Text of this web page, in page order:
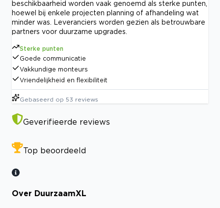
beschikbaarheid worden vaak genoemd als sterke punten,
hoewel bij enkele projecten planning of afhandeling wat
minder was. Leveranciers worden gezien als betrouwbare
partners voor duurzame upgrades.
Sterke punten
Goede communicatie
Vakkundige monteurs
Vriendelijkheid en flexibiliteit
Gebaseerd op 53 reviews
Geverifieerde reviews
Top beoordeeld
Over DuurzaamXL